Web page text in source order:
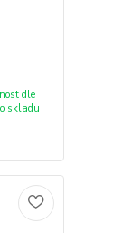
dle
skladu